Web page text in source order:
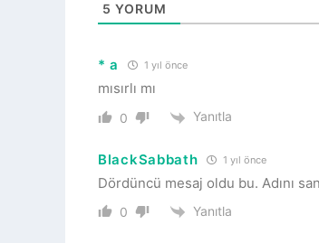
5 YORUM
* a 1 yıl önce
mısırlı mı
0 Yanıtla
BlackSabbath 1 yıl önce
Dördüncü mesaj oldu bu. Adını
0 Yanıtla